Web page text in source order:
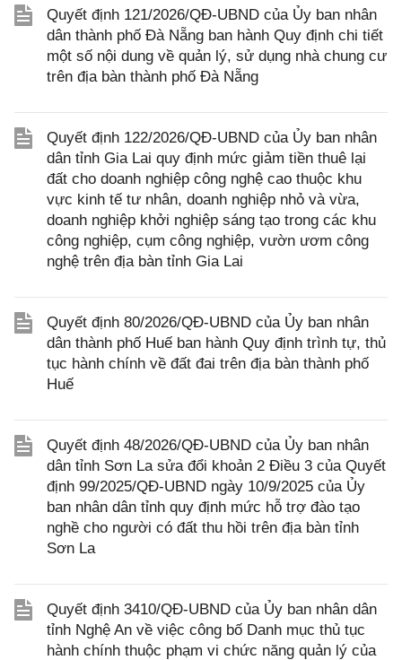
Quyết định 121/2026/QĐ-UBND của Ủy ban nhân
dân thành phố Đà Nẵng ban hành Quy định chi tiết
một số nội dung về quản lý, sử dụng nhà chung cư
trên địa bàn thành phố Đà Nẵng
Quyết định 122/2026/QĐ-UBND của Ủy ban nhân
dân tỉnh Gia Lai quy định mức giảm tiền thuê lại
đất cho doanh nghiệp công nghệ cao thuộc khu
vực kinh tế tư nhân, doanh nghiệp nhỏ và vừa,
doanh nghiệp khởi nghiệp sáng tạo trong các khu
công nghiệp, cụm công nghiệp, vườn ươm công
nghệ trên địa bàn tỉnh Gia Lai
Quyết định 80/2026/QĐ-UBND của Ủy ban nhân
dân thành phố Huế ban hành Quy định trình tự, thủ
tục hành chính về đất đai trên địa bàn thành phố
Huế
Quyết định 48/2026/QĐ-UBND của Ủy ban nhân
dân tỉnh Sơn La sửa đổi khoản 2 Điều 3 của Quyết
định 99/2025/QĐ-UBND ngày 10/9/2025 của Ủy
ban nhân dân tỉnh quy định mức hỗ trợ đào tạo
nghề cho người có đất thu hồi trên địa bàn tỉnh
Sơn La
Quyết định 3410/QĐ-UBND của Ủy ban nhân dân
tỉnh Nghệ An về việc công bố Danh mục thủ tục
hành chính thuộc phạm vi chức năng quản lý của